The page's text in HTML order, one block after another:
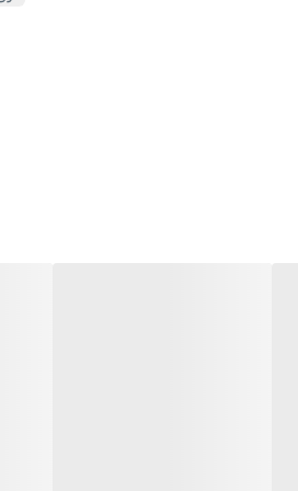
در آشپزخانه را به شکل محسوسی افزایش